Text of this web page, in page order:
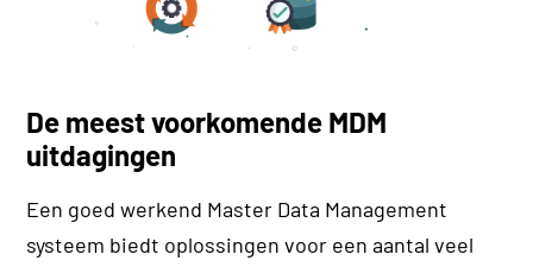
De meest voorkomende MDM
uitdagingen
Een goed werkend Master Data Management
systeem biedt oplossingen voor een aantal veel